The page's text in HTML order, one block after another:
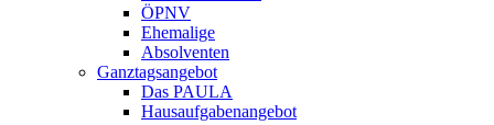
ÖPNV
Ehemalige
Absolventen
Ganztagsangebot
Das PAULA
Hausaufgabenangebot